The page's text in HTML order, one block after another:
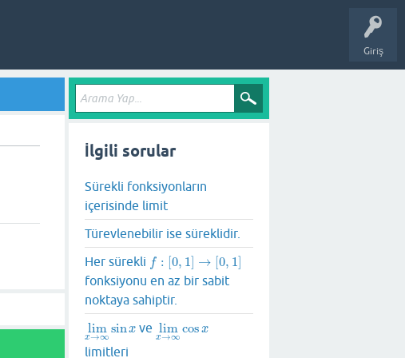
Giriş
İlgili sorular
Sürekli fonksiyonların
içerisinde limit
Türevlenebilir ise süreklidir.
Her sürekli f : [0, 1] → [0, 1]
f: 0 1] → [0,1 ]
fonksiyonu en az bir sabit
noktaya sahiptir.
lim
x→∞
sin x
limx →∞sinx
ve lim
x→∞
cosx
limx →∞cos
limitleri